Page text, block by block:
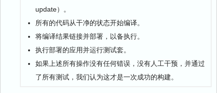
update）。
所有的代码从干净的状态开始编译。
将编译结果链接并部署，以备执行。
执行部署的应用并运行测试套。
如果上述所有操作没有任何错误，没有人工干预，并通过
了所有测试，我们认为这才是一次成功的构建。